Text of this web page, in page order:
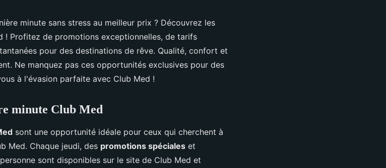
minute sans stress au meilleur prix ? Découvrez les
! Profitez de promotions exceptionnelles, de tarifs
pour des destinations de rêve. Qualité, confort et
Ne manquez pas ces opportunités exclusives pour des
à l'évasion parfaite avec Club Med !
minute Club Med
sont une opportunité idéale pour ceux qui cherchent à
Med. Chaque jeudi, des promotions spéciales et
sont disponibles sur le site de Club Med et